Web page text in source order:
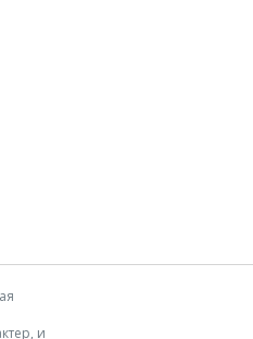
и